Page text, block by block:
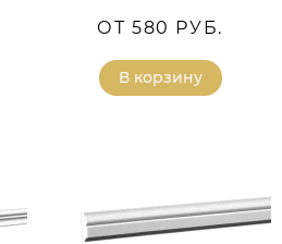
ОТ 580 РУБ.
В корзину